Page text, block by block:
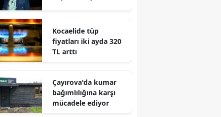
Hakkari
Hatay
Mersin
Kocaelide tüp
fiyatları iki ayda 320
TL arttı
Çayırova'da kumar
bağımlılığına karşı
mücadele ediyor